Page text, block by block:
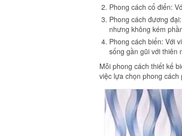
Phong cách cổ điển:
Phong cách đương
nhưng không kém
Phong cách biển: Với
sống gần gũi với thiên
Mỗi phong cách thiết kế
việc lựa chọn phong